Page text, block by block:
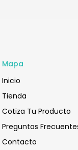
Mapa
Inicio
Tienda
Cotiza Tu Producto
Preguntas
Contacto